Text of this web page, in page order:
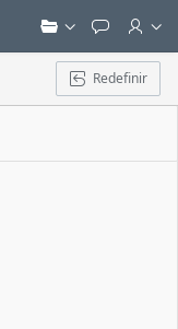
Redefinir